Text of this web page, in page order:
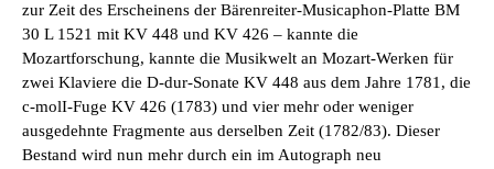
zur Zeit des Erscheinens der Bärenreiter-Musicaphon-Platte BM
30 L 1521 mit KV 448 und KV 426 ‒ kannte die
Mozartforschung, kannte die Musikwelt an Mozart-Werken für
zwei Klaviere die D-dur-Sonate KV 448 aus dem Jahre 1781, die
c-molI-Fuge KV 426 (1783) und vier mehr oder weniger
ausgedehnte Fragmente aus derselben Zeit (1782/83). Dieser
Bestand wird nun­ mehr durch ein im Autograph neu